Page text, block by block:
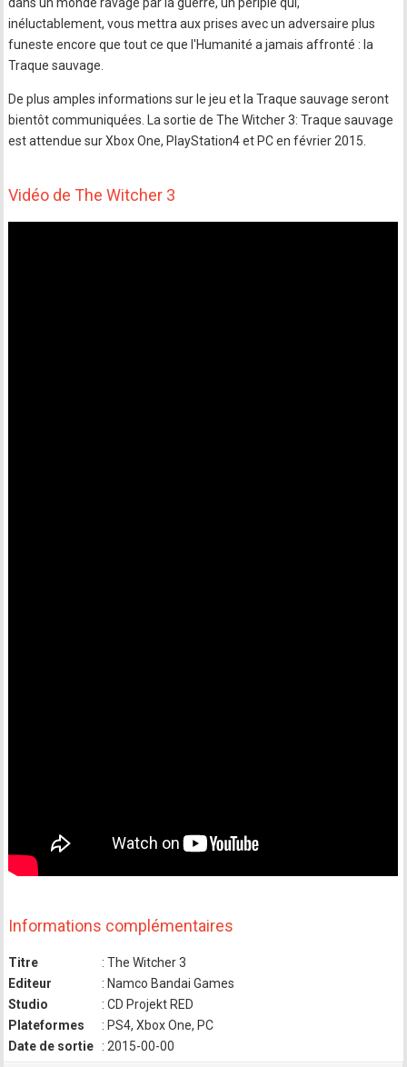
inéluctablement, vous mettra aux prises avec un adversaire plus
funeste encore que tout ce que l'Humanité a jamais affronté : la
Traque sauvage.
De plus amples informations sur le jeu et la Traque sauvage seront
bientôt communiquées. La sortie de The Witcher 3: Traque sauvage
est attendue sur Xbox One, PlayStation4 et PC en février 2015.
Vidéo de The Witcher 3
Informations complémentaires
Titre
: The Witcher 3
Editeur
: Namco Bandai Games
Studio
: CD Projekt RED
Plateformes
: PS4, Xbox One, PC
Date de sortie
: 2015-00-00